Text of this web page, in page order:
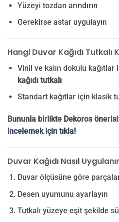
Yüzeyi tozdan arındırın
Gerekirse astar uygulayın
Hangi Duvar Kağıdı Tutkalı
Vinil ve kalın dokulu kağıtlar
kağıdı tutkalı
Standart kağıtlar için klasik
Bununla birlikte Dekoros
incelemek için tıkla!
Duvar Kağıdı Nasıl
Duvar ölçüsüne göre
Desen uyumunu ayarlayın
Tutkalı yüzeye eşit şekilde